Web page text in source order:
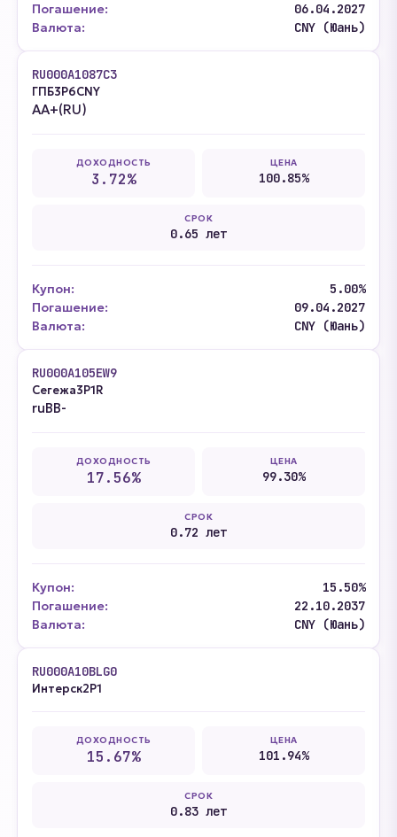
Погашение:
06.04.2027
Валюта:
CNY (Юань)
RU000A1087C3
ГПБ3P6CNY
AA+(RU)
ДОХОДНОСТЬ
3.72%
ЦЕНА
100.85%
СРОК
0.65 лет
Купон:
5.00%
Погашение:
09.04.2027
Валюта:
CNY (Юань)
RU000A105EW9
Сегежа3P1R
ruBB-
ДОХОДНОСТЬ
17.56%
ЦЕНА
99.30%
СРОК
0.72 лет
Купон:
15.50%
Погашение:
22.10.2037
Валюта:
CNY (Юань)
RU000A10BLG0
Интерск2P1
ДОХОДНОСТЬ
15.67%
ЦЕНА
101.94%
СРОК
0.83 лет